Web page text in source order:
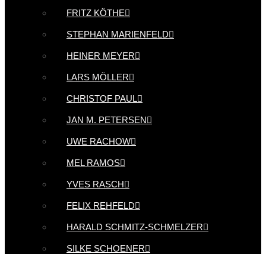
FRITZ KÖTHE
STEPHAN MARIENFELD
HEINER MEYER
LARS MÖLLER
CHRISTOF PAUL
JAN M. PETERSEN
UWE RACHOW
MEL RAMOS
YVES RASCH
FELIX REHFELD
HARALD SCHMITZ-SCHMELZER
SILKE SCHOENER